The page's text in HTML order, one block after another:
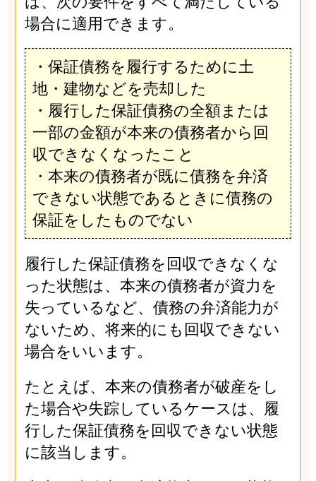
場合に適用できます。
・保証債務を履行するために土
地・建物などを売却した
・履行した保証債務の全額または
一部の金額が本来の債務者から回
収できなくなったこと
・本来の債務者が既に債務を弁済
できない状態であるときに債務の
保証をしたものでない
履行した保証債務を回収できなくな
った状態は、本来の債務者が資力を
失っているなど、債務の弁済能力が
ないため、将来的にも回収できない
場合をいいます。
たとえば、本来の債務者が破産をし
た場合や失踪しているケースは、履
行した保証債務を回収できない状態
に該当します。